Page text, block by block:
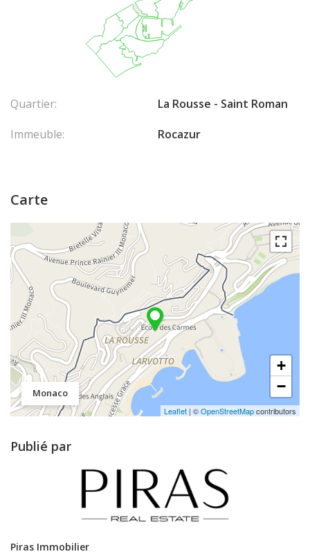
Quartier:
La Rousse - Saint Roman
Immeuble:
Rocazur
Carte
Monaco
+
−
Leaflet | ©OpenStreetMapcontributors
Publié par
Piras Immobilier